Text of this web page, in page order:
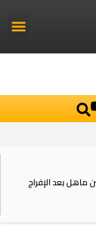
بعد الإفراج